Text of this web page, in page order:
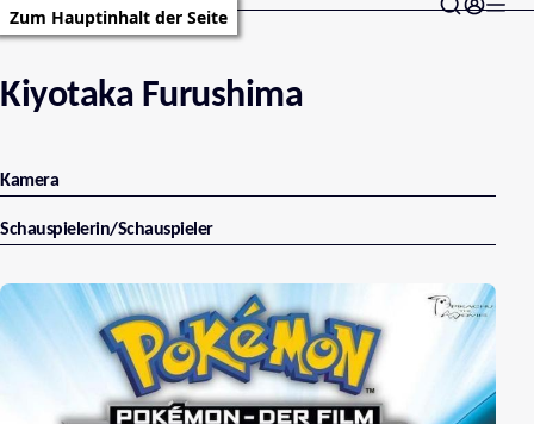
Zum Hauptinhalt der Seite
Kiyotaka Furushima
Kamera
Schauspielerin/Schauspieler